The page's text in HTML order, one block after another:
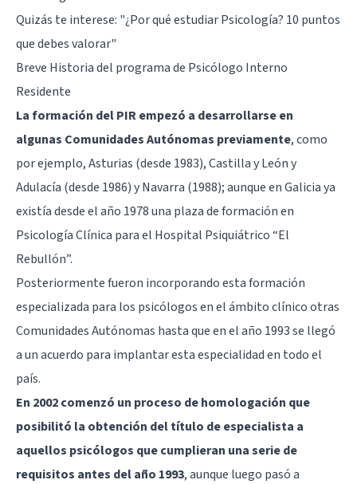
Quizás te interese: "¿Por qué estudiar Psicología? 10 puntos
que debes valorar"
Breve Historia del programa de Psicólogo Interno
Residente
La formación del PIR empezó a desarrollarse en
algunas Comunidades Autónomas previamente, como
por ejemplo, Asturias (desde 1983), Castilla y León y
Adulacía (desde 1986) y Navarra (1988); aunque en Galicia ya
existía desde el año 1978 una plaza de formación en
Psicología Clínica para el Hospital Psiquiátrico “El
Rebullón”.
Posteriormente fueron incorporando esta formación
especializada para los psicólogos en el ámbito clínico otras
Comunidades Autónomas hasta que en el año 1993 se llegó
a un acuerdo para implantar esta especialidad en todo el
país.
En 2002 comenzó un proceso de homologación que
posibilitó la obtención del título de especialista a
aquellos psicólogos que cumplieran una serie de
requisitos antes del año 1993, aunque luego pasó a